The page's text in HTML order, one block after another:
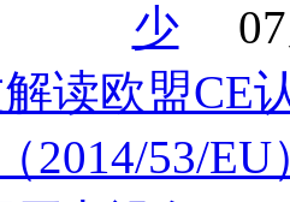
少
读欧盟CE
（2014/53/EU